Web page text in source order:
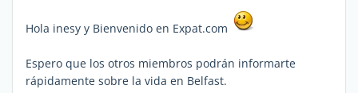
Hola inesy y Bienvenido en Expat.com
Espero que los otros miembros podrán informarte
rápidamente sobre la vida en Belfast.